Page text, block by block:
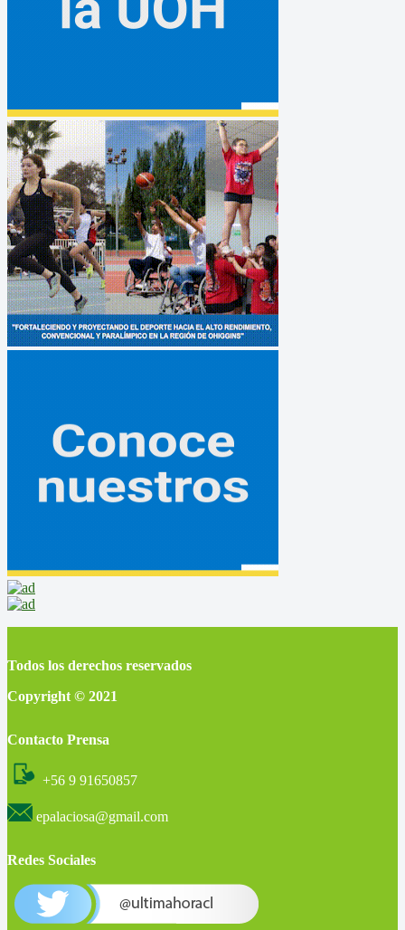
Todos los derechos reservados
Copyright © 2021
Contacto Prensa
+56 9 91650857
epalaciosa@gmail.com
Redes Sociales